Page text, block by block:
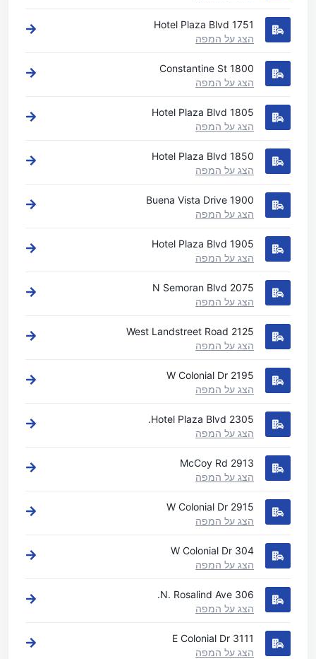
1751 Hotel Plaza Blvd
הצג על המפה
1800 Constantine St
הצג על המפה
1805 Hotel Plaza Blvd
הצג על המפה
1850 Hotel Plaza Blvd
הצג על המפה
1900 Buena Vista Drive
הצג על המפה
1905 Hotel Plaza Blvd
הצג על המפה
2075 N Semoran Blvd
הצג על המפה
2125 West Landstreet Road
הצג על המפה
2195 W Colonial Dr
הצג על המפה
2305 Hotel Plaza Blvd.
הצג על המפה
2913 McCoy Rd
הצג על המפה
2915 W Colonial Dr
הצג על המפה
304 W Colonial Dr
הצג על המפה
306 N. Rosalind Ave.
הצג על המפה
3111 E Colonial Dr
הצג על המפה